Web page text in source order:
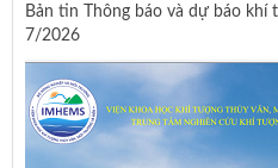
Bản tin Thông báo và dự báo khí
7/2026